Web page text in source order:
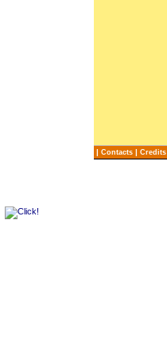
| Contacts | Credits